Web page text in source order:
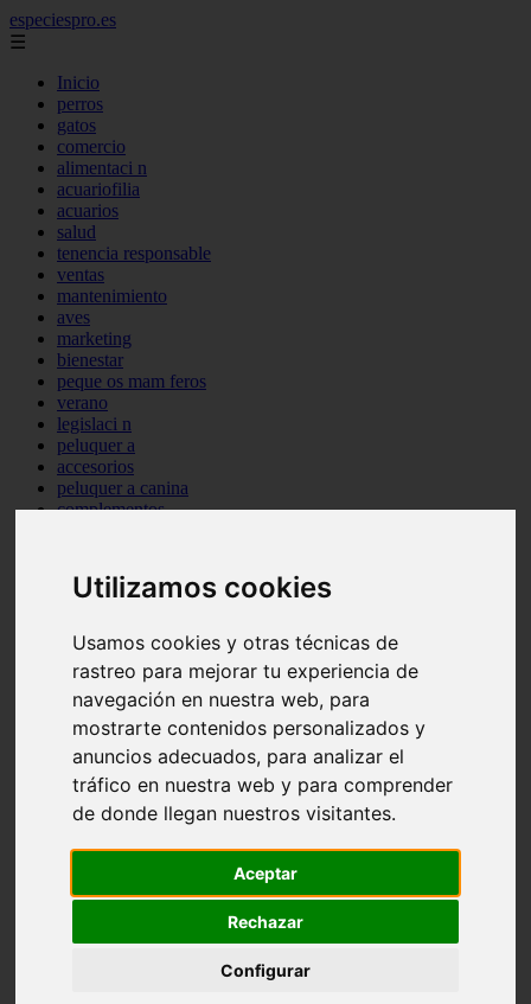
Utilizamos cookies
Usamos cookies y otras técnicas de
rastreo para mejorar tu experiencia de
navegación en nuestra web, para
mostrarte contenidos personalizados y
anuncios adecuados, para analizar el
tráfico en nuestra web y para comprender
de donde llegan nuestros visitantes.
Aceptar
Rechazar
Configurar
especiespro.es
☰
Inicio
perros
gatos
comercio
alimentaci n
acuariofilia
acuarios
salud
tenencia responsable
ventas
mantenimiento
aves
marketing
bienestar
peque os mam feros
verano
legislaci n
peluquer a
accesorios
peluquer a canina
complementos
protagonistas
reptiles
adopci n
higiene
snacks
acuario
comercios
estanques
viajar
cr a
especies invasoras